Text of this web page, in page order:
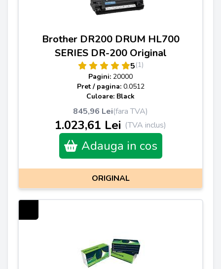
Brother DR200 DRUM HL700
SERIES DR-200 Original
5(1)
Pagini: 20000
Pret / pagina: 0.0512
Culoare: Black
845,96 Lei(fara TVA)
1.023,61 Lei (TVA inclus)
Adauga in cos
ORIGINAL